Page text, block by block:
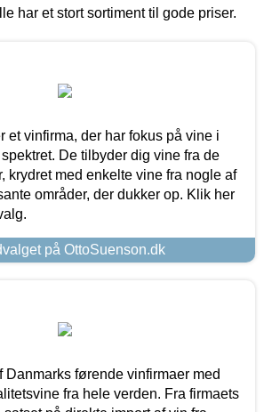
har et stort sortiment til gode priser.
et vinfirma, der har fokus på vine i
De tilbyder dig vine fra de
krydret med enkelte vine fra nogle af
områder, der dukker op. Klik her
på OttoSuenson.dk
Danmarks førende vinfirmaer med
fra hele verden. Fra firmaets